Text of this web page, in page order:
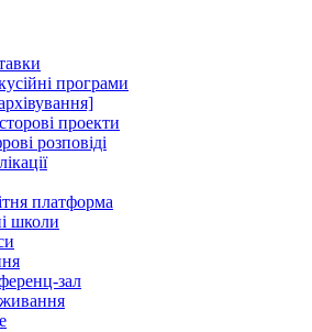
програми
проекти
розповіді
платформа
школи
зал